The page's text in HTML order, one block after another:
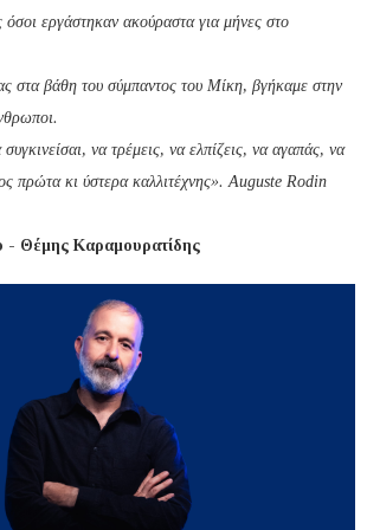
εργάστηκαν ακούραστα για μήνες στο
στα βάθη του σύμπαντος του Μίκη, βγήκαμε στην
να τρέμεις, να ελπίζεις, να αγαπάς, να
πρώτα κι ύστερα καλλιτέχνης». Auguste Rodin
- Θέμης Καραμουρατίδης